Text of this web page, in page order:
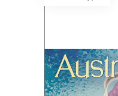
OZLAND.